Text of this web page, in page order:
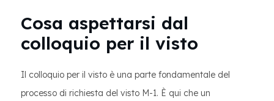
Cosa aspettarsi dal
colloquio per il visto
Il colloquio per il visto è una parte fondamentale del
processo di richiesta del visto M-1. È qui che un